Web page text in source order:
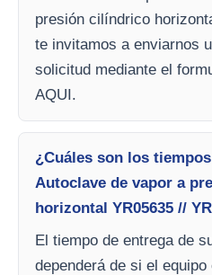
presión cilíndrico
te invitamos a enviarnos
solicitud mediante el
AQUI.
¿Cuáles son los
Autoclave de vapor a
horizontal YR05635 //
El tiempo de entrega de
dependerá de si el